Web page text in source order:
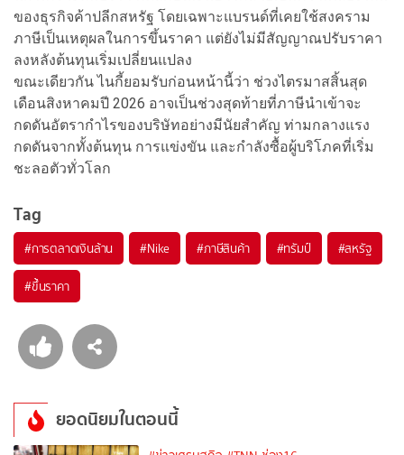
ของธุรกิจค้าปลีกสหรัฐ โดยเฉพาะแบรนด์ที่เคยใช้สงคราม
ภาษีเป็นเหตุผลในการขึ้นราคา แต่ยังไม่มีสัญญาณปรับราคา
ลงหลังต้นทุนเริ่มเปลี่ยนแปลง
ขณะเดียวกัน ไนกี้ยอมรับก่อนหน้านี้ว่า ช่วงไตรมาสสิ้นสุด
เดือนสิงหาคมปี 2026 อาจเป็นช่วงสุดท้ายที่ภาษีนำเข้าจะ
กดดันอัตรากำไรของบริษัทอย่างมีนัยสำคัญ ท่ามกลางแรง
กดดันจากทั้งต้นทุน การแข่งขัน และกำลังซื้อผู้บริโภคที่เริ่ม
ชะลอตัวทั่วโลก
Tag
#การตลาดเงินล้าน #Nike #ภาษีสินค้า #ทรัมป์ #สหรัฐ
#ขึ้นราคา
ยอดนิยมในตอนนี้